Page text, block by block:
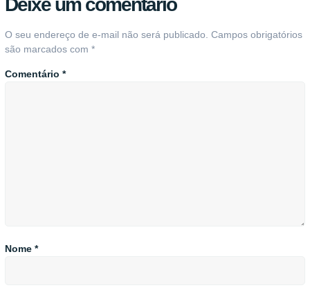
Deixe um comentário
O seu endereço de e-mail não será publicado. Campos obrigatórios
são marcados com *
Comentário *
Nome *